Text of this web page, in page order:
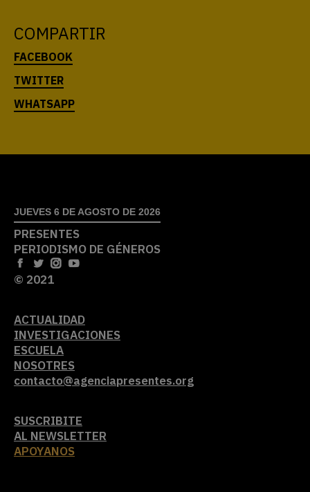
COMPARTIR
JUEVES 6 DE AGOSTO DE 2026
PRESENTES
PERIODISMO DE GÉNEROS
© 2021
ACTUALIDAD
INVESTIGACIONES
ESCUELA
NOSOTRES
contacto@agenciapresentes.org
SUSCRIBITE
AL NEWSLETTER
APOYANOS